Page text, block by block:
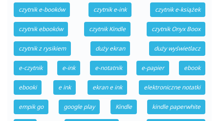
czytnik e-booków czytnik e-ink czytnik e-książek
czytnik ebooków czytnik Kindle czytnik Onyx Boox
czytnik z rysikiem duży ekran duży wyświetlacz
e-czytnik e-ink e-notatnik e-papier ebook
ebooki e ink ekran e ink elektroniczne notatki
empik go google play Kindle kindle paperwhite